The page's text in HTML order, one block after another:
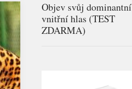
Objev svůj dominantní
vnitřní hlas (TEST
ZDARMA)